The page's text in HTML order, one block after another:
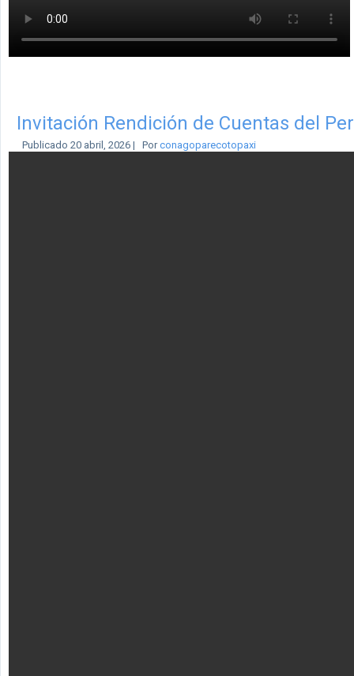
Invitación Rendición de Cuentas del
Publicado 20 abril, 2026 | Por conagoparecotopaxi